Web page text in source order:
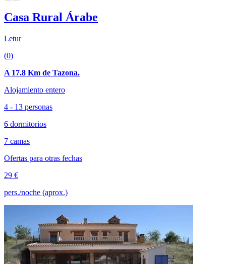
Casa Rural Árabe
Letur
(0)
A 17.8 Km de Tazona.
Alojamiento entero
4 - 13 personas
6 dormitorios
7 camas
Ofertas para otras fechas
29 €
pers./noche (aprox.)